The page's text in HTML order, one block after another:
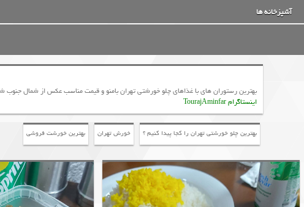
آشپزخانه ها
بهترین رستوران های با غذاهای چلو خورشتی تهران بامنو و قیمت مناسب عکس از شمال
اینستاگرام TourajAminfar
بهترین چلو خورشتی تهران را کجا پیدا کنیم ؟ خورش تهران بهترین خورشت فروشی